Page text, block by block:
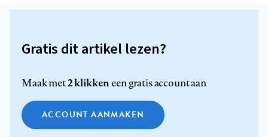
Gratis dit artikel lezen?
Maak met2 klikkeneen gratis account aan
ACCOUNT AANMAKEN